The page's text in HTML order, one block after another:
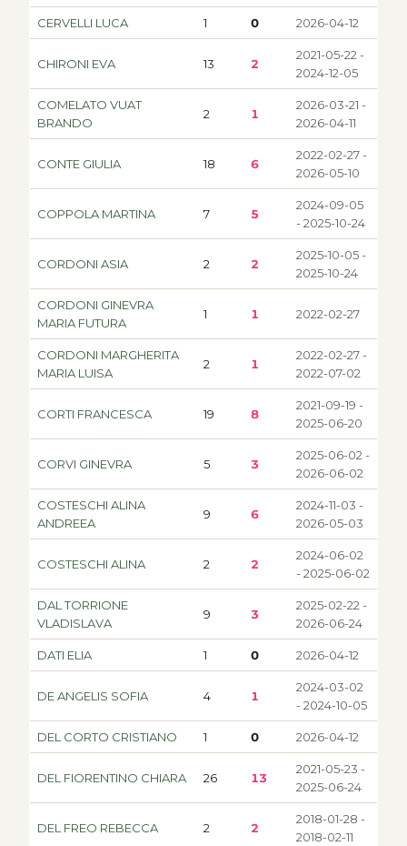
CERVELLI LUCA 1 0 2026-04-12
CHIRONI EVA 13 2
2021-05-22 -
2024-12-05
COMELATO VUAT
BRANDO
2 1
2026-03-21 -
2026-04-11
CONTE GIULIA 18 6
2022-02-27 -
2026-05-10
COPPOLA MARTINA 7 5
2024-09-05
- 2025-10-24
CORDONI ASIA 2 2
2025-10-05 -
2025-10-24
CORDONI GINEVRA
MARIA FUTURA
1 1 2022-02-27
CORDONI MARGHERITA
MARIA LUISA
2 1
2022-02-27 -
2022-07-02
CORTI FRANCESCA 19 8
2021-09-19 -
2025-06-20
CORVI GINEVRA 5 3
2025-06-02 -
2026-06-02
COSTESCHI ALINA
ANDREEA
9 6
2024-11-03 -
2026-05-03
COSTESCHI ALINA 2 2
2024-06-02
- 2025-06-02
DAL TORRIONE
VLADISLAVA
9 3
2025-02-22 -
2026-06-24
DATI ELIA 1 0 2026-04-12
DE ANGELIS SOFIA 4 1
2024-03-02
- 2024-10-05
DEL CORTO CRISTIANO 1 0 2026-04-12
DEL FIORENTINO CHIARA 26 13
2021-05-23 -
2025-06-24
DEL FREO REBECCA 2 2
2018-01-28 -
2018-02-11